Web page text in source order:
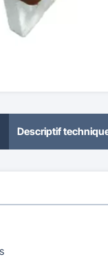
Descriptif